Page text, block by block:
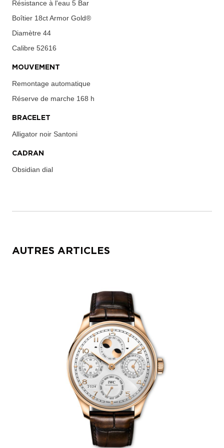
Résistance à l'eau 5 Bar
Boîtier 18ct Armor Gold®
Diamètre 44
Calibre 52616
MOUVEMENT
Remontage automatique
Réserve de marche 168 h
BRACELET
Alligator noir Santoni
CADRAN
Obsidian dial
AUTRES ARTICLES